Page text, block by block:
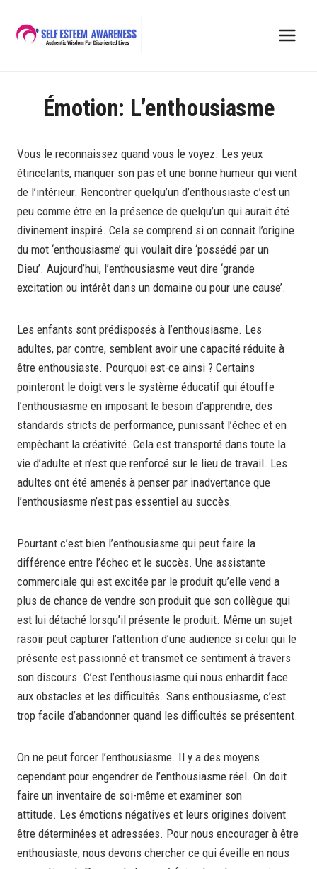
content
Émotion: L’enthousiasme
Vous le reconnaissez quand vous le voyez. Les yeux
étincelants, manquer son pas et une bonne humeur qui vient
de l’intérieur. Rencontrer quelqu’un d’enthousiaste c’est un
peu comme être en la présence de quelqu’un qui aurait été
divinement inspiré. Cela se comprend si on connait l’origine
du mot ‘enthousiasme’ qui voulait dire ‘possédé par un
Dieu’. Aujourd’hui, l’enthousiasme veut dire ‘grande
excitation ou intérêt dans un domaine ou pour une cause’.
Les enfants sont prédisposés à l’enthousiasme. Les
adultes, par contre, semblent avoir une capacité réduite à
être enthousiaste. Pourquoi est-ce ainsi ? Certains
pointeront le doigt vers le système éducatif qui étouffe
l’enthousiasme en imposant le besoin d’apprendre, des
standards stricts de performance, punissant l’échec et en
empêchant la créativité. Cela est transporté dans toute la
vie d’adulte et n’est que renforcé sur le lieu de travail. Les
adultes ont été amenés à penser par inadvertance que
l’enthousiasme n’est pas essentiel au succès.
Pourtant c’est bien l’enthousiasme qui peut faire la
différence entre l’échec et le succès. Une assistante
commerciale qui est excitée par le produit qu’elle vend a
plus de chance de vendre son produit que son collègue qui
est lui détaché lorsqu’il présente le produit. Même un sujet
rasoir peut capturer l’attention d’une audience si celui qui le
présente est passionné et transmet ce sentiment à travers
son discours. C’est l’enthousiasme qui nous enhardit face
aux obstacles et les difficultés. Sans enthousiasme, c’est
trop facile d’abandonner quand les difficultés se présentent.
On ne peut forcer l’enthousiasme. Il y a des moyens
cependant pour engendrer de l’enthousiasme réel. On doit
faire un inventaire de soi-même et examiner son
attitude. Les émotions négatives et leurs origines doivent
être déterminées et adressées. Pour nous encourager à être
enthousiaste, nous devons chercher ce qui éveille en nous